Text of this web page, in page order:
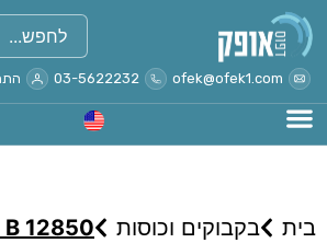
ofek@ofek1.com
03-5622232
בית בקבוקים וכוסות 12850